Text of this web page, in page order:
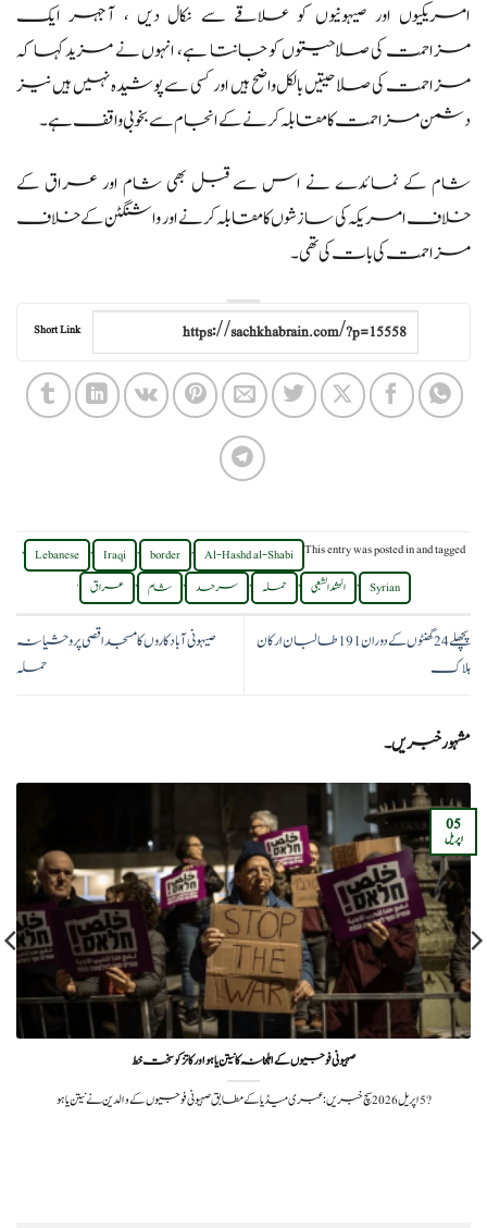
امریکیوں اور صیہونیوں کو علاقے سے نکال دیں ، آجہر ایک
مزاحمت کی صلاحیتوں کو جانتا ہے، انہوں نے مزید کہا کہ
مزاحمت کی صلاحیتیں بالکل واضح ہیں اور کسی سے پوشیدہ نہیں ہیں نیز
دشمن مزاحمت کا مقابلہ کرنے کے انجام سے بخوبی واقف ہے۔
شام کے نمائدے نے اس سے قبل بھی شام اور عراق کے
خلاف امریکہ کی سازشوں کا مقابلہ کرنے اور واشنگٹن کے خلاف
مزاحمت کی بات کی تھی۔
Short Link
This entry was posted inand tagged
Al-Hashd al-Shabi
,
border
,
Iraqi
,
Lebanese
,
Syrian
, الحشد الشعبی , حملہ , سرحد , شام , عراق .
پچھلے 24 گھنٹوں کے دوران 191 طالبان ارکان
ہلاک
صیہونی آبادکاروں کا مسجد اقصی پر وحشیانہ
حملہ
مشہور خبریں۔
صہیونی فوجیوں کے اہلخانہ کا نیتن یاہو اور کاتز کو سخت خط
?️ 5 اپریل 2026سچ خبریں:عبری میڈیا کے مطابق صہیونی فوجیوں کے والدین نے نیتن یاہو
05
اپریل